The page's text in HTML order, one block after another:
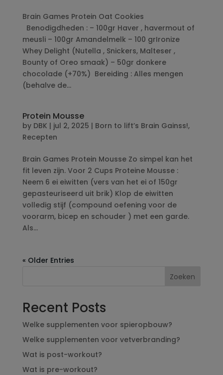
Brain Games Protein Oat Cookies
Benodigdheden : – 100gr Haver , havermout of
meusli – 100gr Amandelmelk – 100 grIronize
Whey Delight (Nutella , Snickers, Malteser ,
Bounty of Oreo smaak) – 50gr donkere
chocolade (+70%) Bereiding : Alles mengen
(behalve de...
Protein Mousse
by DBK | jul 2, 2025 | Born to lift’s Brain Gainss!,
Recepten
Brain Games Protein Mousse Zo simpel kan het
fit leven zijn. Voor 2 Cups Proteine Mousse :
Neem 6 ei eiwitten (vers van het ei of 150gr
gepasteuriseerd uit brik) Klop de eiwitten
volledig stijf (compound oefening voor de
voorarm, bicep en schouder ) met een garde.
Als...
« Older Entries
Zoeken
Recent Posts
Welke supplementen voor spieropbouw?
Welke supplementen voor vetverbranding?
Wat is post-workout?
Wat is pre-workout?